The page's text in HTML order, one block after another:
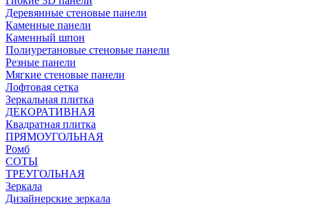
Деревянные стеновые панели
Каменные панели
Каменный шпон
Полиуретановые стеновые панели
Резные панели
Мягкие стеновые панели
Лофтовая сетка
Зеркальная плитка
ДЕКОРАТИВНАЯ
Квадратная плитка
ПРЯМОУГОЛЬНАЯ
Ромб
СОТЫ
ТРЕУГОЛЬНАЯ
Зеркала
Дизайнерские зеркала